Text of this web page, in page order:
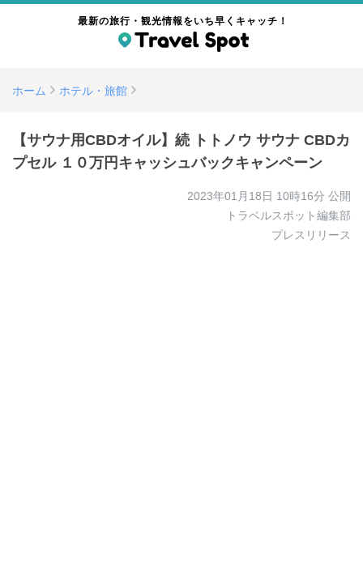
最新の旅行・観光情報をいち早くキャッチ！
ホーム ホテル・旅館
【サウナ用CBDオイル】続 トトノウ サウナ CBDカ
プセル １０万円キャッシュバックキャンペーン
2023年01月18日 10時16分 公開
トラベルスポット編集部
プレスリリース